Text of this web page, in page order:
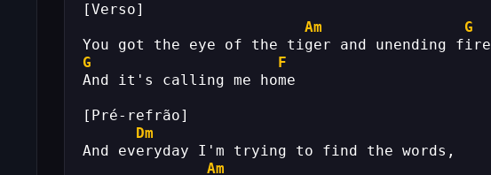
[Verso]
Am
G
You got the eye of the tiger and unending fire
G
F
And it's calling me home
[Pré-refrão]
Dm
And everyday I'm trying to find the words,
Am